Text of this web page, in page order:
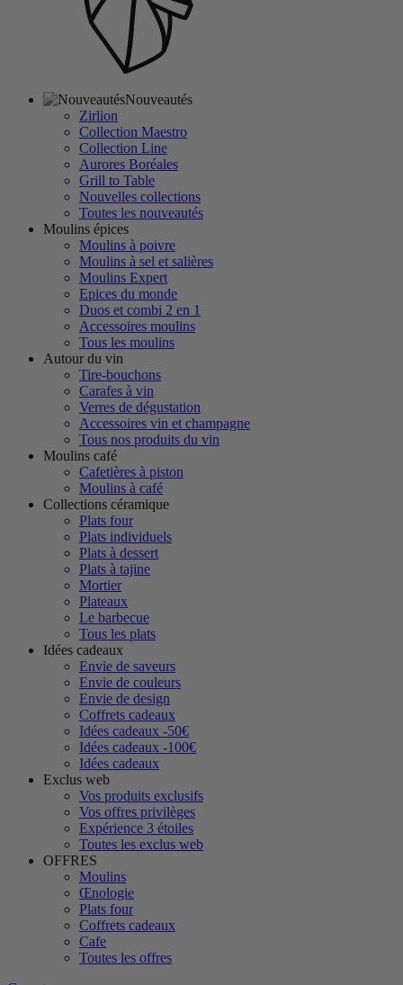
Nouveautés
Zirlion
Collection Maestro
Collection Line
Aurores Boréales
Grill to Table
Nouvelles collections
Toutes les nouveautés
Moulins épices
Moulins à poivre
Moulins à sel et salières
Moulins Expert
Epices du monde
Duos et combi 2 en 1
Accessoires moulins
Tous les moulins
Autour du vin
Tire-bouchons
Carafes à vin
Verres de dégustation
Accessoires vin et champagne
Tous nos produits du vin
Moulins café
Cafetières à piston
Moulins à café
Collections céramique
Plats four
Plats individuels
Plats à dessert
Plats à tajine
Mortier
Plateaux
Le barbecue
Tous les plats
Idées cadeaux
Envie de saveurs
Envie de couleurs
Envie de design
Coffrets cadeaux
Idées cadeaux -50€
Idées cadeaux -100€
Idées cadeaux
Exclus web
Vos produits exclusifs
Vos offres privilèges
Expérience 3 étoiles
Toutes les exclus web
OFFRES
Moulins
Œnologie
Plats four
Coffrets cadeaux
Cafe
Toutes les offres